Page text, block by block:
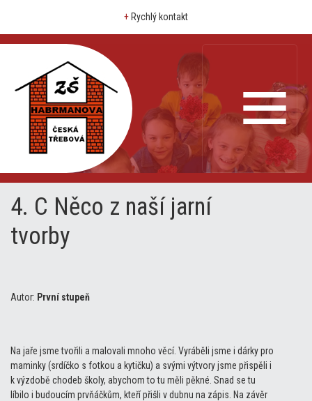
+ Rychlý kontakt
4. C Něco z naší jarní
tvorby
Autor: První stupeň
Na jaře jsme tvořili a malovali mnoho věcí. Vyráběli jsme i dárky pro
maminky (srdíčko s fotkou a kytičku) a svými výtvory jsme přispěli i
k výzdobě chodeb školy, abychom to tu měli pěkné. Snad se tu
líbilo i budoucím prvňáčkům, kteří přišli v dubnu na zápis. Na závěr